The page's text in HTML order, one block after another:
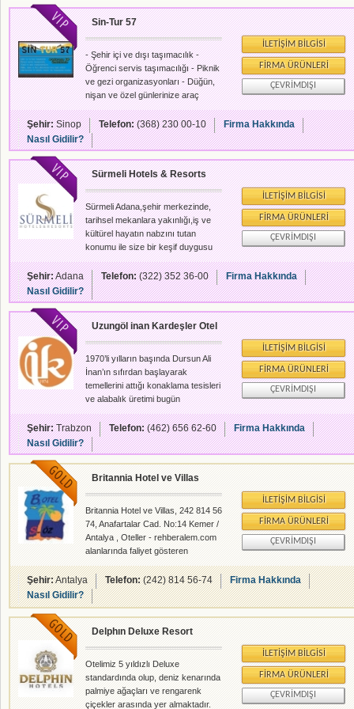
beraber fiyatları ile de bu
hizmetlerle orantılı olarak makuldür.
Sin-Tur 57
- Şehir içi ve dışı taşımacılık -
Öğrenci servis taşımacılığı - Piknik
ve gezi organizasyonları - Düğün,
nişan ve özel günlerinize araç
temini - Yurtdışı özel tur hizmetleri
İLETIŞIM BILGISI
FIRMA ÜRÜNLERI
ÇEVRIMDIŞI
Şehir:Sinop Telefon:(368) 230 00-10
Firma Hakkında
Nasıl Gidilir?
Sürmeli Hotels & Resorts
Sürmeli Adana,şehir merkezinde,
tarihsel mekanlara yakınlığı,iş ve
kültürel hayatın nabzını tutan
konumu ile size bir keşif duygusu
yaşatıyor... Tamamıyla yenilenmiş
odaları,iş ve sosyal etkinlikleriniz
için tasarlanmış özel toplantı ve
ziyafet salonları ,enerjinizi
yenileyebileceğiniz açık yüzme
havuzu,sauna ve Türk hamamı ile
konuklarına ayrıcalıklı bir hizmet
sunuyor. Sürmeli
Adana,havalimanına sadece 5
dk.mesafededir.
İLETIŞIM BILGISI
FIRMA ÜRÜNLERI
ÇEVRIMDIŞI
Şehir:Adana Telefon:(322) 352 36-00
Firma Hakkında
Nasıl Gidilir?
Uzungöl inan Kardeşler Otel
1970’li yılların başında Dursun Ali
İnan’ın sıfırdan başlayarak
temellerini attığı konaklama tesisleri
ve alabalık üretimi bugün
Uzungöl’ün bütün dünyaca tanınan
bir turizm merkezi olmasının önünü
açmıştır. Yöredeki turizmin
Uzungöl’ün nüfus yapısını ve
kültürel değerlerini bozan değil,
koruyan bir yoldan geliştirilmiş
olmasını sağlayan en önemli unsur
Dursun Ali İnan’ın kurduğu tesislerin
adeta turizm okulu işlevi görmüş
olmasıdır. Bu açıdan Uzungöl’de
turizmin gelişimi ülkemiz için örne
İLETIŞIM BILGISI
FIRMA ÜRÜNLERI
ÇEVRIMDIŞI
Şehir:Trabzon Telefon:(462) 656 62-60
Firma Hakkında
Nasıl Gidilir?
Britannia Hotel ve Villas
Britannia Hotel ve Villas, 242 814 56
74, Anafartalar Cad. No:14 Kemer /
Antalya , Oteller - rehberalem.com
alanlarında faliyet gösteren
firmamızdır.
İLETIŞIM BILGISI
FIRMA ÜRÜNLERI
ÇEVRIMDIŞI
Şehir:Antalya Telefon:(242) 814 56-74
Firma Hakkında
Nasıl Gidilir?
Delphın Deluxe Resort
Otelimiz 5 yıldızlı Deluxe
standardında olup, deniz kenarında
palmiye ağaçları ve rengarenk
çiçekler arasında yer almaktadır.
İLETIŞIM BILGISI
FIRMA ÜRÜNLERI
ÇEVRIMDIŞI